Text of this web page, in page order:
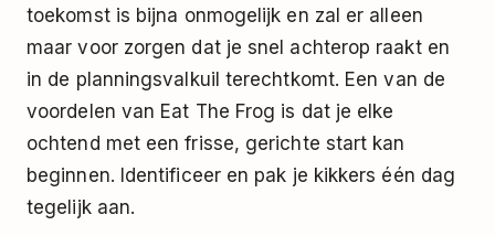
toekomst is bijna onmogelijk en zal er alleen
maar voor zorgen dat je snel achterop raakt en
in de planningsvalkuil terechtkomt. Een van de
voordelen van Eat The Frog is dat je elke
ochtend met een frisse, gerichte start kan
beginnen. Identificeer en pak je kikkers één dag
tegelijk aan.